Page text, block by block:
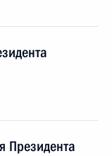
Президента